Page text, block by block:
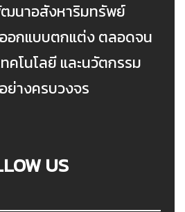
นาอสังหาริมทรัพย์
อกแบบตกแต่ง ตลอดจน
คโนโลยี และนวัตกรรม
ย่างครบวงจร
US